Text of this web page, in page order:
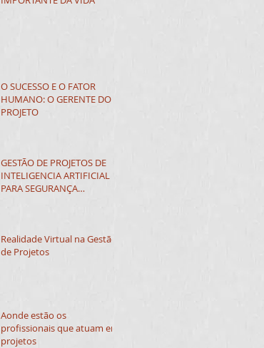
O SUCESSO E O FATOR
HUMANO: O GERENTE DO
PROJETO
GESTÃO DE PROJETOS DE
INTELIGENCIA ARTIFICIAL
PARA SEGURANÇA
Realidade Virtual na Gestão
de Projetos
Aonde estão os
profissionais que atuam em
projetos